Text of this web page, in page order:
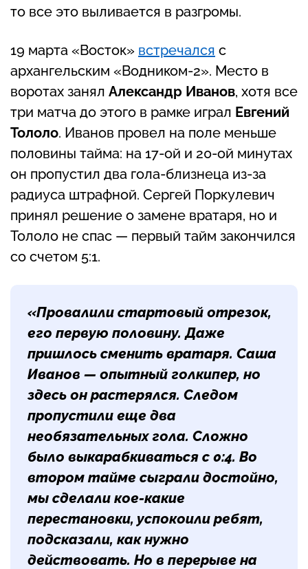
то все это выливается в разгромы.
19 марта «Восток» встречался с
архангельским «Водником-2». Место в
воротах занял Александр Иванов, хотя все
три матча до этого в рамке играл Евгений
Тололо. Иванов провел на поле меньше
половины тайма: на 17-ой и 20-ой минутах
он пропустил два гола-близнеца из-за
радиуса штрафной. Сергей Поркулевич
принял решение о замене вратаря, но и
Тололо не спас — первый тайм закончился
со счетом 5:1.
«Провалили стартовый отрезок,
его первую половину. Даже
пришлось сменить вратаря. Саша
Иванов — опытный голкипер, но
здесь он растерялся. Следом
пропустили еще два
необязательных гола. Сложно
было выкарабкиваться с 0:4. Во
втором тайме сыграли достойно,
мы сделали кое-какие
перестановки, успокоили ребят,
подсказали, как нужно
действовать. Но в перерыве на